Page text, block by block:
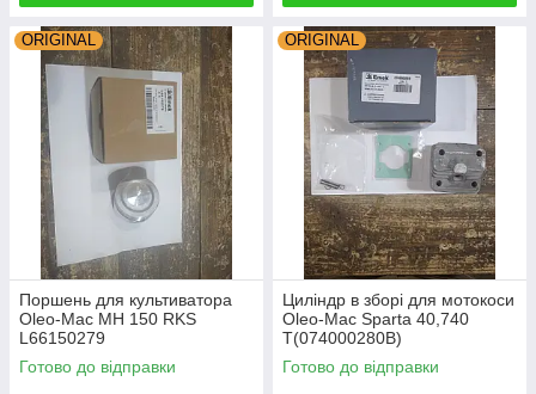
ORIGINAL
Поршень для культиватора
Oleo-Mac MH 150 RKS
L66150279
Готово до відправки
ORIGINAL
Циліндр в зборі для мотокоси
Oleo-Mac Sparta 40,740
T(074000280B)
Готово до відправки